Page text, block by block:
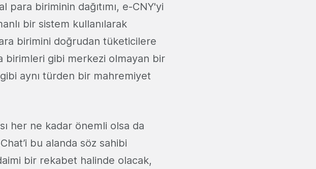
biriminin dağıtımı, e-CNY'yi
bir sistem kullanılarak
birimini doğrudan tüketicilere
birimleri gibi merkezi olmayan bir
aynı türden bir mahremiyet
her ne kadar önemli olsa da
bu alanda söz sahibi
bir rekabet halinde olacak,